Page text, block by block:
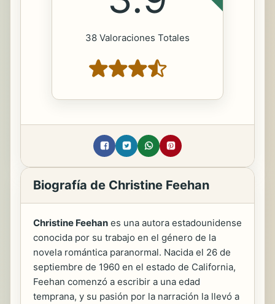
38 Valoraciones Totales
Biografía de Christine Feehan
Christine Feehan es una autora estadounidense
conocida por su trabajo en el género de la
novela romántica paranormal. Nacida el 26 de
septiembre de 1960 en el estado de California,
Feehan comenzó a escribir a una edad
temprana, y su pasión por la narración la llevó a